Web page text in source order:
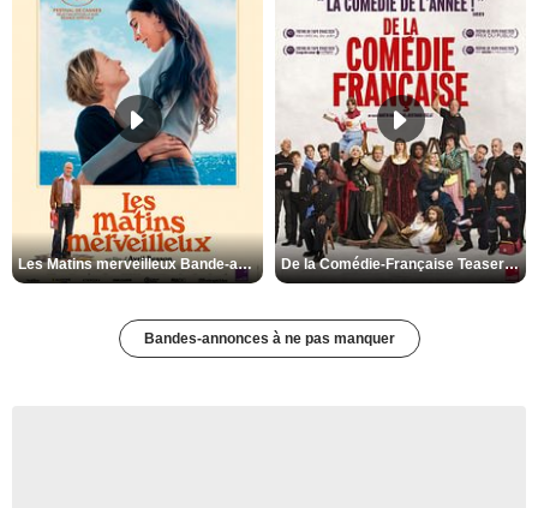
Les Matins merveilleux Bande-annonce VF De la Comédie-Française Teaser VF
Bandes-annonces à ne pas manquer